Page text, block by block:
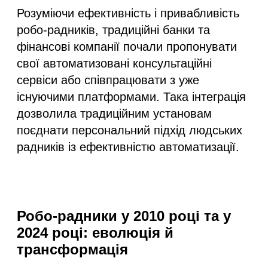
Розуміючи ефективність і привабливість
робо-радників, традиційні банки та
фінансові компанії почали пропонувати
свої автоматизовані консультаційні
сервіси або співпрацювати з уже
існуючими платформами. Така інтеграція
дозволила традиційним установам
поєднати персональний підхід людських
радників із ефективністю автоматизації.
Робо-радники у 2010 році та у
2024 році: еволюція й
трансформація